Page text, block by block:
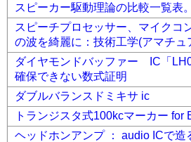
スピーカー駆動理論の比較一覧表
スピーチプロセッサー、マイクコ
の波を綺麗に：技術工学(アマチュ
ダイヤモンドバッファー IC「
確保できない数式証明
ダブルバランスドミキサ ic
トランジスタ式100kcマーカー
ヘッドホンアンプ ： audio ICで